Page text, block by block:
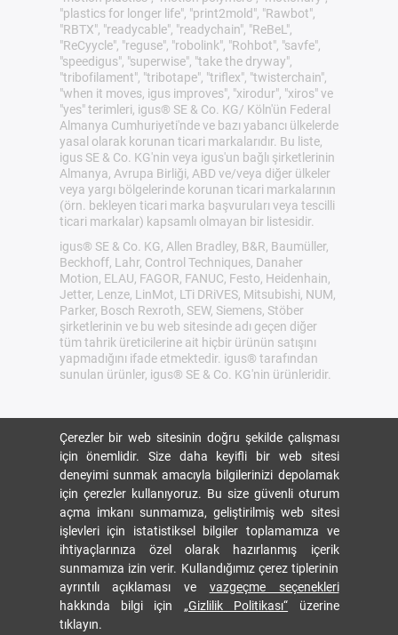
"plastics for longer life", "print2mold", "Rawbot",
"RBTX", "readycable", "readychain", "ReBeL",
"ReCyycle", "reguse", "robolink", "Rohbot", "savfe",
"speedigus", "superwise", "take the dryway",
"tribofilament", "tribotape", "triflex", "twisterchain",
"when it moves, igus improves", "xirodur", "xiros" ve
"yes" terimleri, igus® SE & Co. KG/ Köln'ün Federal
Almanya Cumhuriyeti'nde ve bazı yabancı ülkelerde
yasal olarak korunan ticari markalarıdır. Bu liste,
igus SE & Co. KG'nin veya igus'un bağlı şirketlerinin
Almanya, Avrupa Birliği, ABD ve/veya diğer ülkeler
veya yargı bölgelerinde korunan ticari markalarının
(örn. bekleyen ticari marka başvuruları veya tescilli
ticari markalar) kapsamlı olmayan bir listesidir.
igus® SE & Co. KG, Allen Bradley, B&R, Baumüller,
Beckhoff, Lahr, Control Techniques, Danaher
Motion, ELAU, FAGOR, FANUC, Festo, Heidenhain,
Jetter, Lenze, LinMot, LTi DRiVES, Mitsubishi, NUM,
Parker, Bosch Rexroth, SEW, Siemens, Stöber
şirketlerinin ve bu web sitesinde adı geçen diğer
tüm tahrik üreticilerine ait hiçbir ürünün satışını
yapmadığını ifade etmektedir. igus® tarafından
sunulan ürünler, igus® SE & Co. KG'nin ürünleridir.
Çerezler bir web sitesinin doğru şekilde çalışması
için önemlidir. Size daha keyifli bir web sitesi
deneyimi sunmak amacıyla bilgilerinizi depolamak
için çerezler kullanıyoruz. Bu size güvenli oturum
açma imkanı sunmamıza, geliştirilmiş web sitesi
işlevleri için istatistiksel bilgiler toplamamıza ve
ihtiyaçlarınıza özel olarak hazırlanmış içerik
sunmamıza izin verir. Kullandığımız çerez tiplerinin
ayrıntılı açıklaması ve vazgeçme seçenekleri
hakkında bilgi için „Gizlilik Politikası“ üzerine
tıklayın.